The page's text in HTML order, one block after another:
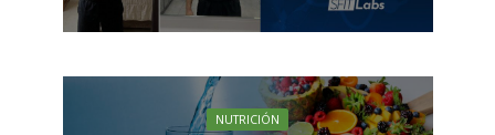
NUTRICIÓN